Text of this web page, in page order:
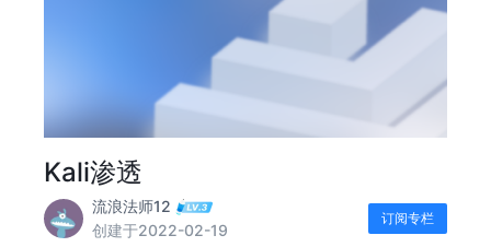
Kali渗透
流浪法师12
创建于2022-02-19
订阅专栏